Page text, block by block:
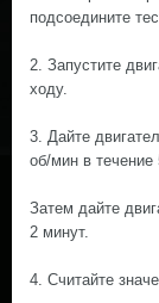
подсоедините
2. Запустите
ходу.
3. Дайте
об/мин в
Затем дайте
2 минут.
4. Считайте